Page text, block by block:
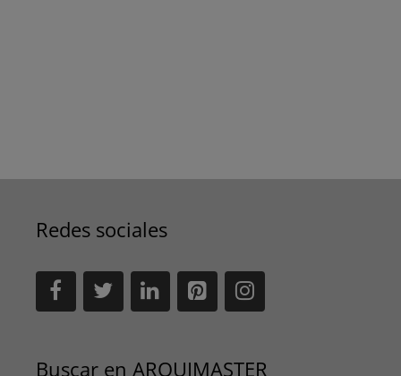
Redes sociales
Buscar en ARQUIMASTER